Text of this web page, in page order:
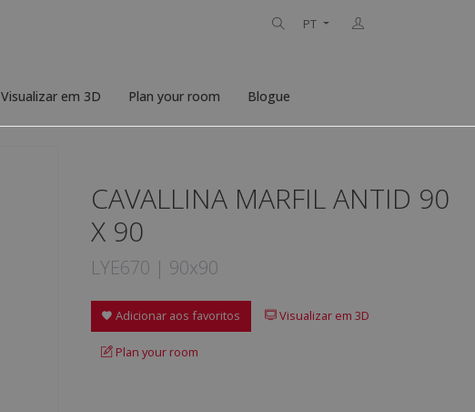
PT
Visualizar em 3D Plan your room Blogue
CAVALLINA MARFIL ANTID 90
X 90
LYE670 | 90x90
Adicionar aos favoritos Visualizar em 3D
Plan your room